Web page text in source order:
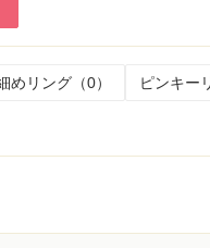
めリング（0） ピンキー